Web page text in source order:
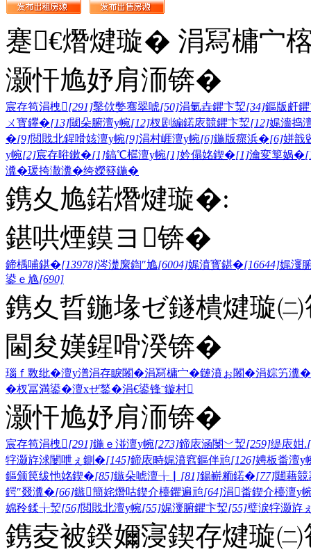
蹇€熸煡璇� 涓冩槦宀
灏忓尯妤肩洏锛�
宸存笣涓栧[291]鑿佽嫳骞翠唬[50]涓氭垚鑺卞洯[34]鏂版皯
ㄨ寳鑻�[13]閾朵腑澶у帵[12]杈剧編鍩庡競鑺卞洯[12]娓濇捣
�[9]閲戝北鍟嗗姟澶у帵[9]涓村崕澶у帵[6]鍦版瘝浜�[6]姘戠
у帵[2]宸存暀鏉�[1]鎬℃櫙澶у帵[1]妗傝姳鍥�[1]瀹変箰娲�
瀵�瑗挎潵瀵�绔嬫簮鍦�
鎸夊尯鍩熸煡璇�:
鍖哄煙鏌ヨ锛�
鍗楀哺鍖�[13978]涔濋緳鍧″尯[6004]娓濆寳鍖�[16644]娓濅
鍙ｅ尯[690]
鎸夊晢鍦堟ゼ鐩樻煡璇
閫夋嫨鍟嗗湀锛�
瑙ｆ斁纰�澶у潽涓存睙闂�涓冩槦宀�鏈濆ぉ闂�涓婃竻瀵�
�杈冨満鍙�澶хぜ鍫�涓€鍙锋ˉ鏇村
灏忓尯妤肩洏锛�
宸存笣涓栧[291]鍦ｅ湴澶у帵[273]鍗庡涵閿﹀洯[259]缇庡姏.
牸灏斿浗闄呭ぇ鍘�[145]鍗庡畤娓濆窞鏂伴兘[126]娉板畨澶у
鏂颁笢绂忚姳鍥�[85]鏃朵唬澶╁▏ [81]鍚嶄粫鍩�[77]閮藉
鍔″叕瀵�[66]鏃簡姹熸咕鍥介檯鑺遍兘[64]涓畨鍥介檯澶у
婂矝鍒╁洯[56]閲戝北澶у帵[55]娓濅腑鑺卞洯[55]璧涙牸灏斿
鎸夌被鍨嬭寖鍥存煡璇